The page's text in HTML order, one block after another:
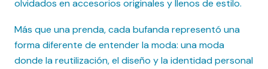
olvidados en accesorios originales y llenos de estilo.
Más que una prenda, cada bufanda representó una
forma diferente de entender la moda: una moda
donde la reutilización, el diseño y la identidad personal